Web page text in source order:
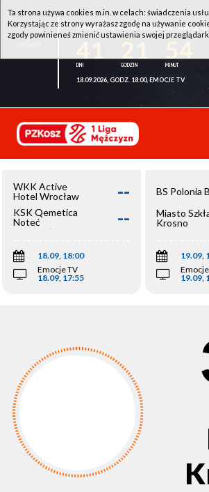
WKK ACTIVE HOTEL WROCŁAW - KSK
18.09.2026, GODZ. 18:00, EMOCJE TV
WKK Active
Hotel Wrocław
--
KSK Qemetica
Noteć
Inowrocław
--
18.09, 18:00
Emocje TV
18.09, 17:55
BS Polonia
Miasto
Krosno
19.09,
19.09,
Ta strona używa cookies m.in. w celach: świadczenia
Korzystając ze strony wyrażasz zgodę na używanie
zgody powinieneś zmienić ustawienia swojej